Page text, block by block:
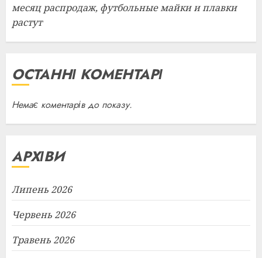
месяц распродаж, футбольные майки и плавки
растут
ОСТАННІ КОМЕНТАРІ
Немає коментарів до показу.
АРХІВИ
Липень 2026
Червень 2026
Травень 2026